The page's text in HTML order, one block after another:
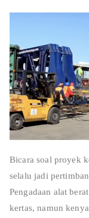
Bicara soal proyek
selalu jadi
Pengadaan alat
kertas, namun